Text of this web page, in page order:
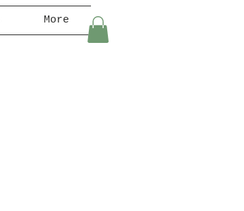
More